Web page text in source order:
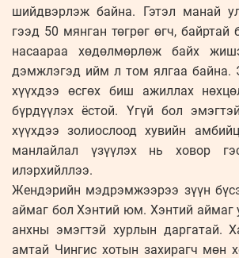
шийдвэрлэж байна. Гэтэл манай
гээд 50 мянган төгрөг өгч, байртай
насаараа хөдөлмөрлөж байх
дэмжлэгэд ийм л том ялгаа байна.
хүүхдээ өсгөх биш ажиллах
бүрдүүлэх ёстой. Үгүй бол
хүүхдээ золиослоод хувийн
манлайлал үзүүлэх нь ховор
илэрхийллээ.
Жендэрийн мэдрэмжээрээ зүүн
аймаг бол Хэнтий юм. Хэнтий аймаг
анхны эмэгтэй хурлын даргатай.
амтай Чингис хотын захирагч мөн